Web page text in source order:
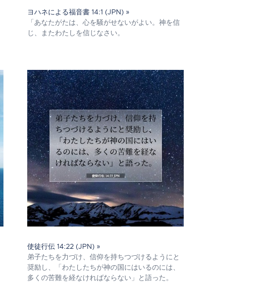
ヨハネによる福音書 14:1 (JPN) »
「あなたがたは、心を騒がせないがよい。神を信
じ、またわたしを信じなさい。
使徒行伝 14:22 (JPN) »
弟子たちを力づけ、信仰を持ちつづけるようにと
奨励し、「わたしたちが神の国にはいるのには、
多くの苦難を経なければならない」と語った。